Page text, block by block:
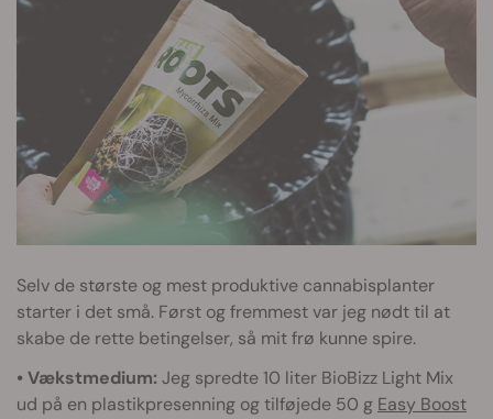
Selv de største og mest produktive cannabisplanter
starter i det små. Først og fremmest var jeg nødt til at
skabe de rette betingelser, så mit frø kunne spire.
• Vækstmedium: Jeg spredte 10 liter BioBizz Light Mix
ud på en plastikpresenning og tilføjede 50 g Easy Boost